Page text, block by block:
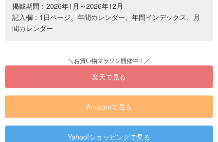
掲載期間：2026年1月～2026年12月
記入欄：1日ページ、年間カレンダー、年間インデックス、月
間カレンダー
楽天で見る
Amazonで見る
Yahoo!ショッピングで見る